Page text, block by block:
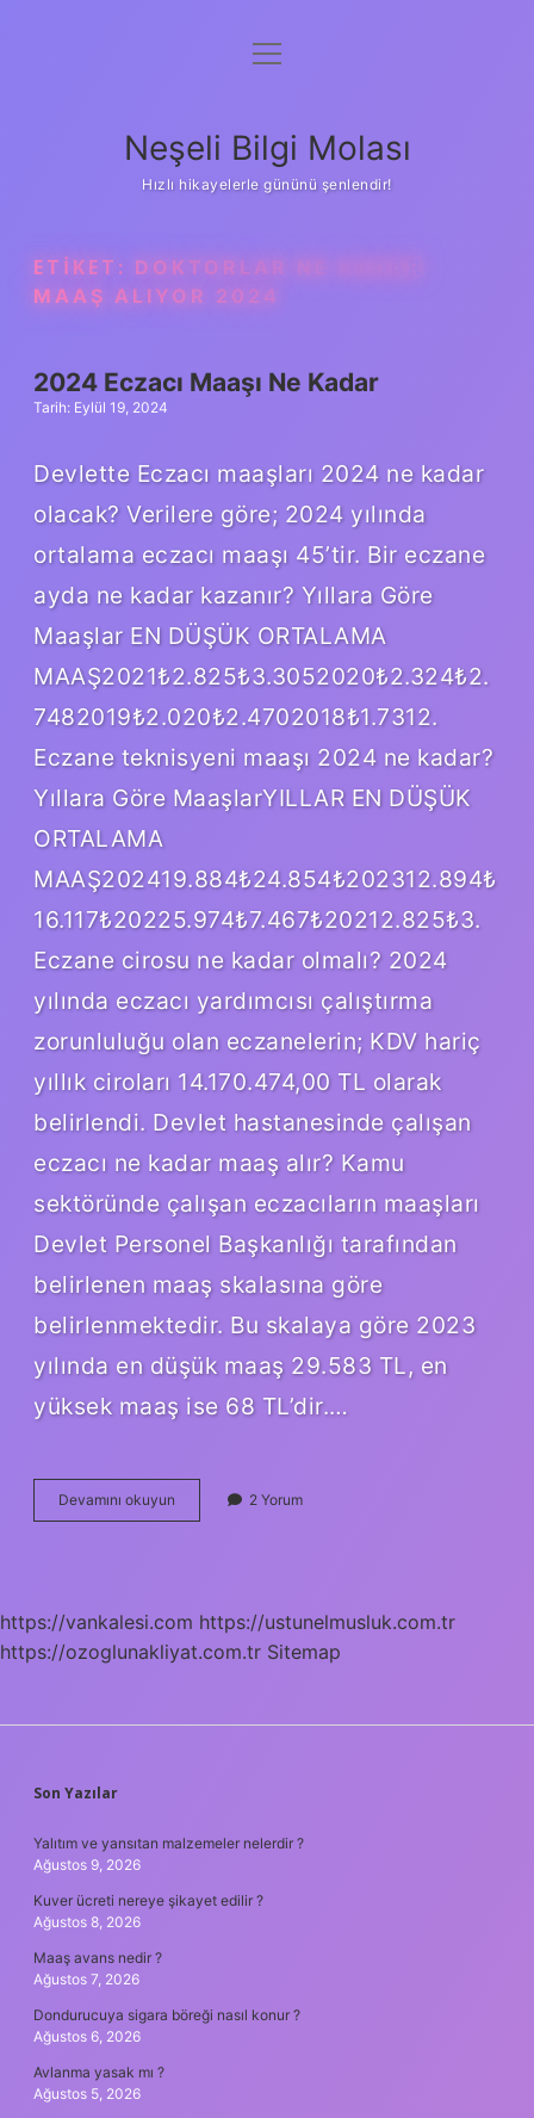
Anasayfa
Yasal Uyarı
menüyü
Neşeli Bilgi Molası
Hızlı hikayelerle gününü şenlendir!
ETIKET: DOKTORLAR NE KADAR
MAAŞ ALIYOR 2024
2024 Eczacı Maaşı Ne Kadar
Tarih: Eylül 19, 2024
Devlette Eczacı maaşları 2024 ne kadar
olacak? Verilere göre; 2024 yılında
ortalama eczacı maaşı 45’tir. Bir eczane
ayda ne kadar kazanır? Yıllara Göre
Maaşlar EN DÜŞÜK ORTALAMA
MAAŞ2021₺2.825₺3.3052020₺2.324₺2.
7482019₺2.020₺2.4702018₺1.7312.
Eczane teknisyeni maaşı 2024 ne kadar?
Yıllara Göre MaaşlarYILLAR EN DÜŞÜK
ORTALAMA
MAAŞ202419.884₺24.854₺202312.894₺
16.117₺20225.974₺7.467₺20212.825₺3.
Eczane cirosu ne kadar olmalı? 2024
yılında eczacı yardımcısı çalıştırma
zorunluluğu olan eczanelerin; KDV hariç
yıllık ciroları 14.170.474,00 TL olarak
belirlendi. Devlet hastanesinde çalışan
eczacı ne kadar maaş alır? Kamu
sektöründe çalışan eczacıların maaşları
Devlet Personel Başkanlığı tarafından
belirlenen maaş skalasına göre
belirlenmektedir. Bu skalaya göre 2023
yılında en düşük maaş 29.583 TL, en
yüksek maaş ise 68 TL’dir.…
Devamını okuyun
Eczacı
2 Yorum
https://vankalesi.com https://ustunelmusluk.com.tr
https://ozoglunakliyat.com.tr Sitemap
SIDEBAR
Son Yazılar
Yalıtım ve yansıtan malzemeler nelerdir ?
Ağustos 9, 2026
Kuver ücreti nereye şikayet edilir ?
Ağustos 8, 2026
Maaş avans nedir ?
Ağustos 7, 2026
Dondurucuya sigara böreği nasıl konur ?
Ağustos 6, 2026
Avlanma yasak mı ?
Ağustos 5, 2026